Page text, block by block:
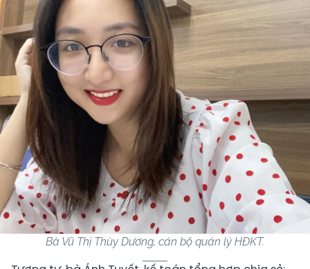
Bà Vũ Thị Thùy Dương, cán bộ quản lý HĐKT.